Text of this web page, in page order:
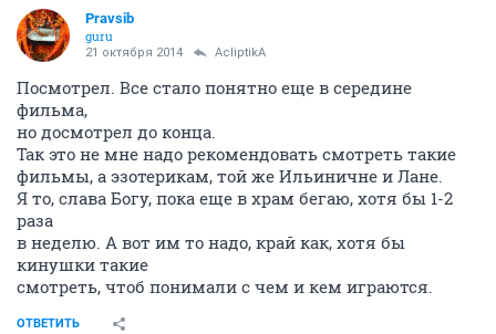
Pravsib
guru
21 октября 2014 AcliptikA
Посмотрел. Все стало понятно еще в середине
фильма,
но досмотрел до конца.
Так это не мне надо рекомендовать смотреть такие
фильмы, а эзотерикам, той же Ильиничне и Лане.
Я то, слава Богу, пока еще в храм бегаю, хотя бы 1-2
раза
в неделю. А вот им то надо, край как, хотя бы
кинушки такие
смотреть, чтоб понимали с чем и кем играются.
ОТВЕТИТЬ